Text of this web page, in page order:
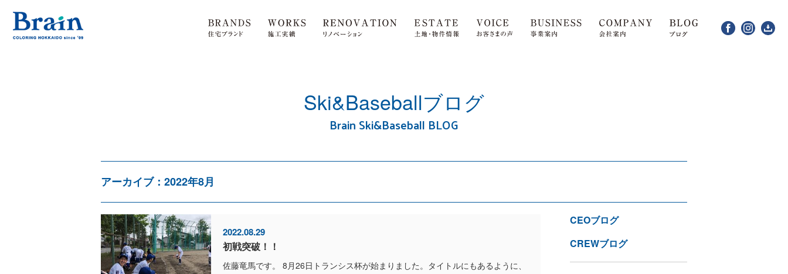
Ski&Baseballブログ
Brain Ski&Baseball BLOG
アーカイブ：2022年8月
2022.08.29
初戦突破！！
佐藤竜馬です。 8月26日トランシス杯が始まりました。タイトルにもあるように、
CEOブログ
CREWブログ